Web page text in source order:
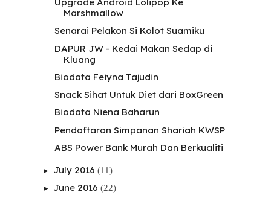
Marshmallow
Senarai Pelakon Si Kolot Suamiku
DAPUR JW - Kedai Makan Sedap di
Kluang
Biodata Feiyna Tajudin
Snack Sihat Untuk Diet dari BoxGreen
Biodata Niena Baharun
Pendaftaran Simpanan Shariah KWSP
ABS Power Bank Murah Dan Berkualiti
► July 2016 (11)
► June 2016 (22)